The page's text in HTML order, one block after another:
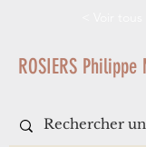
ROSIERS Philippe